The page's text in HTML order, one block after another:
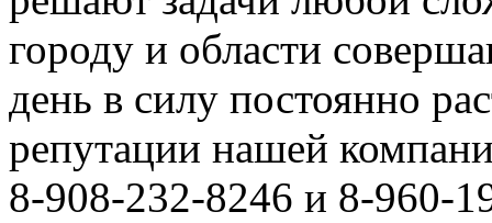
городу и области
день в силу постоянно
репутации нашей
8-908-232-8246 и 8-960-